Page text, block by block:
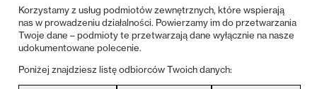
Korzystamy z usług podmiotów zewnętrznych, które wspierają
nas w prowadzeniu działalności. Powierzamy im do przetwarzania
Twoje dane – podmioty te przetwarzają dane wyłącznie na nasze
udokumentowane polecenie.
Poniżej znajdziesz listę odbiorców Twoich danych: